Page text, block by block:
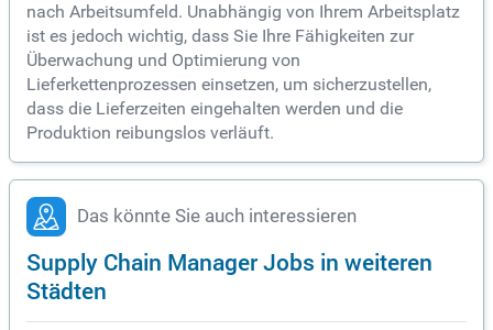
nach Arbeitsumfeld. Unabhängig von Ihrem Arbeitsplatz
ist es jedoch wichtig, dass Sie Ihre Fähigkeiten zur
Überwachung und Optimierung von
Lieferkettenprozessen einsetzen, um sicherzustellen,
dass die Lieferzeiten eingehalten werden und die
Produktion reibungslos verläuft.
Das könnte Sie auch interessieren
Supply Chain Manager Jobs in weiteren
Städten